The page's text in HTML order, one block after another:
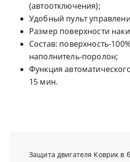
(автоотключения);
Удобный пульт
Размер поверхности
Состав: поверхность-
наполнитель-поролон;
Функция
15 мин.
Защита двигателя Коврик в